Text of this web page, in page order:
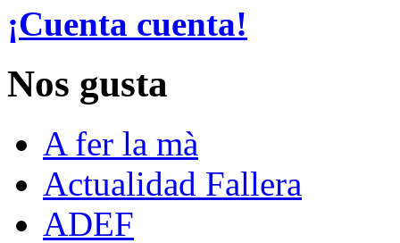
¡Cuenta cuenta!
Nos gusta
A fer la mà
Actualidad Fallera
ADEF